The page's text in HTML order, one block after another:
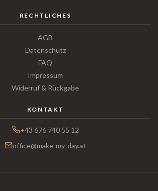
RECHTLICHES
AGB
Datenschutz
FAQ
Impressum
Widerruf & Rückgabe
KONTAKT
+43 676 740 55 12
office@make-my-day.at